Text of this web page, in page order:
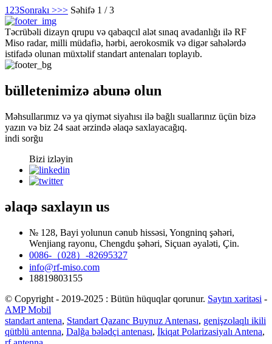
1 23Sonrakı >>> Səhifə 1 / 3
Təcrübəli dizayn qrupu və qabaqcıl alət sınaq avadanlığı ilə RF
Miso radar, milli müdafiə, hərbi, aerokosmik və digər sahələrdə
istifadə olunan müxtəlif standart antenaları toplayıb.
bülletenimizə abunə olun
Məhsullarımız və ya qiymət siyahısı ilə bağlı suallarınız üçün bizə
yazın və biz 24 saat ərzində əlaqə saxlayacağıq.
indi sorğu
Bizi izləyin
əlaqə saxlayın us
№ 128, Bayi yolunun cənub hissəsi, Yongninq şəhəri,
Wenjiang rayonu, Chengdu şəhəri, Siçuan əyaləti, Çin.
0086-（028）-82695327
info@rf-miso.com
18819803155
© Copyright - 2019-2025 : Bütün hüquqlar qorunur. Saytın xəritəsi -
AMP Mobil
standart antena, Standart Qazanc Buynuz Antenası, genişzolaqlı ikili
qütblü antenna, Dalğa bələdçi antenası, İkiqat Polarizasiyalı Antena,